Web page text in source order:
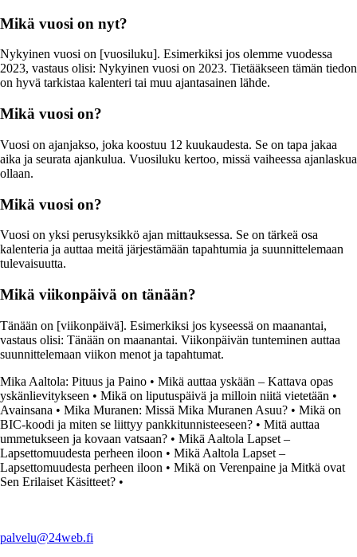
Mikä vuosi on nyt?
Nykyinen vuosi on [vuosiluku]. Esimerkiksi jos olemme vuodessa
2023, vastaus olisi: Nykyinen vuosi on 2023. Tietääkseen tämän tiedon
on hyvä tarkistaa kalenteri tai muu ajantasainen lähde.
Mikä vuosi on?
Vuosi on ajanjakso, joka koostuu 12 kuukaudesta. Se on tapa jakaa
aika ja seurata ajankulua. Vuosiluku kertoo, missä vaiheessa ajanlaskua
ollaan.
Mikä vuosi on?
Vuosi on yksi perusyksikkö ajan mittauksessa. Se on tärkeä osa
kalenteria ja auttaa meitä järjestämään tapahtumia ja suunnittelemaan
tulevaisuutta.
Mikä viikonpäivä on tänään?
Tänään on [viikonpäivä]. Esimerkiksi jos kyseessä on maanantai,
vastaus olisi: Tänään on maanantai. Viikonpäivän tunteminen auttaa
suunnittelemaan viikon menot ja tapahtumat.
Mika Aaltola: Pituus ja Paino • Mikä auttaa yskään – Kattava opas
yskänlievitykseen • Mikä on liputuspäivä ja milloin niitä vietetään •
Avainsana • Mika Muranen: Missä Mika Muranen Asuu? • Mikä on
BIC-koodi ja miten se liittyy pankkitunnisteeseen? • Mitä auttaa
ummetukseen ja kovaan vatsaan? • Mikä Aaltola Lapset –
Lapsettomuudesta perheen iloon • Mikä Aaltola Lapset –
Lapsettomuudesta perheen iloon • Mikä on Verenpaine ja Mitkä ovat
Sen Erilaiset Käsitteet? •
palvelu@24web.fi